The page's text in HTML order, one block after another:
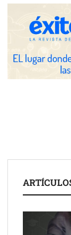
avanzadas para
COMPALISS de
las posibilidades